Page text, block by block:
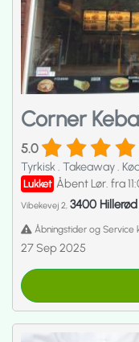
Corner
5.0
Tyrkisk. Takeaway.
Lukket Åbent Lør. fra
Vibekevej 2, 3400 Hillerød
Åbningstider og
27 Sep 2025